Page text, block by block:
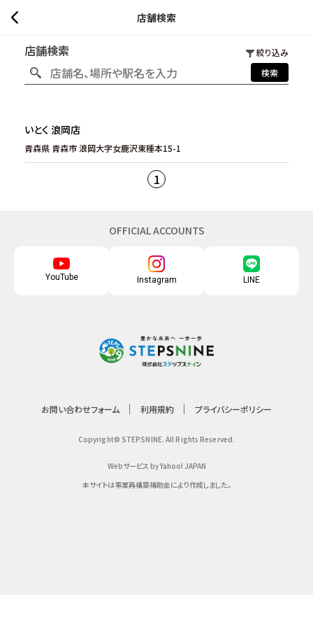
店舗検索
店舗検索
絞り込み
検索
いとく 浪岡店
青森県 青森市 浪岡大字女鹿沢東種本15-1
1
OFFICIAL ACCOUNTS
YouTube Instagram LINE
お問い合わせフォーム 利用規約 プライバシーポリシー
Copyright© STEPSNINE. All Rights Reserved.
Webサービス by Yahoo! JAPAN
本サイトは事業再構築補助金により作成しました。